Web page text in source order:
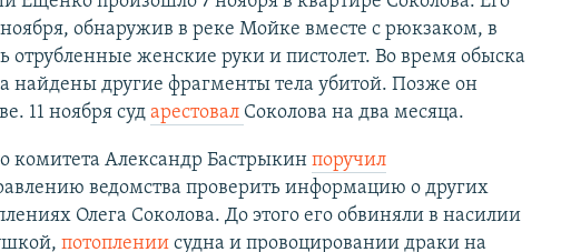
обнаружив в реке Мойке вместе с рюкзаком, в
отрубленные женские руки и пистолет. Во время обыска
найдены другие фрагменты тела убитой. Позже он
11 ноября суд арестовал Соколова на два месяца.
комитета Александр Бастрыкин поручил
ведомства проверить информацию о других
Олега Соколова. До этого его обвиняли в насилии
потоплениисудна и провоцировании драки на